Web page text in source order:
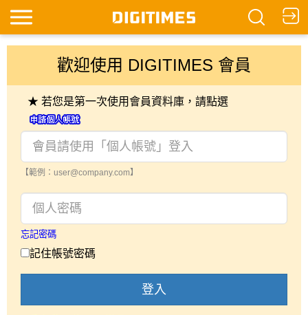
歡迎使用 DIGITIMES 會員
★ 若您是第一次使用會員資料庫，請點選
【範例：user@company.com】
忘記密碼
記住帳號密碼
登入